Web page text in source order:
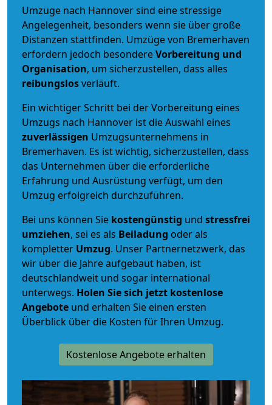
Umzüge nach Hannover sind eine stressige
Angelegenheit, besonders wenn sie über große
Distanzen stattfinden. Umzüge von Bremerhaven
erfordern jedoch besondereVorbereitung und
Organisation, um sicherzustellen, dass alles
reibungslosverläuft.
Ein wichtiger Schritt bei der Vorbereitung eines
Umzugs nach Hannover ist die Auswahl eines
zuverlässigen Umzugsunternehmens in
Bremerhaven. Es ist wichtig, sicherzustellen, dass
das Unternehmen über die erforderliche
Erfahrung und Ausrüstung verfügt, um den
Umzug erfolgreich durchzuführen.
Bei uns können Sie kostengünstig und stressfrei
umziehen, sei es als Beiladung oder als
kompletter Umzug. Unser Partnernetzwerk, das
wir über die Jahre aufgebaut haben, ist
deutschlandweit und sogar international
unterwegs. Holen Sie sich jetzt kostenlose
Angebote und erhalten Sie einen ersten
Überblick über die Kosten für Ihren Umzug.
Kostenlose Angebote erhalten